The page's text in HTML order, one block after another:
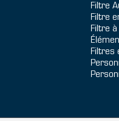
Filtre
Filtre
Filtre
Filtres